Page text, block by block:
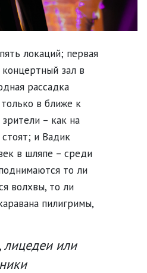
локаций; первая
зал в
рассадка
в ближе к
– как на
и Вадик
в шляпе – среди
то ли
волхвы, то ли
пилигримы,
лицедеи или